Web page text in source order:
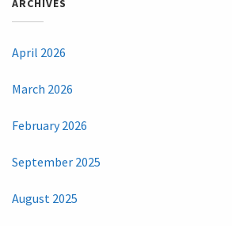
ARCHIVES
April 2026
March 2026
February 2026
September 2025
August 2025